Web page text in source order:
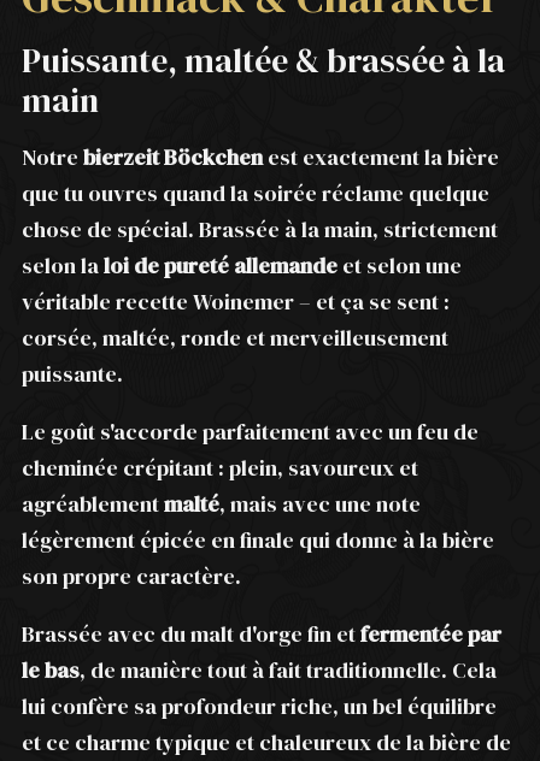
Puissante, maltée & brassée à la
main
Notre bierzeit Böckchenest exactement la bière
que tu ouvres quand la soirée réclame quelque
chose de spécial. Brassée à la main, strictement
selon laloi de pureté allemande et selon une
véritable recette Woinemer – et ça se sent :
corsée, maltée, ronde et merveilleusement
puissante.
Le goût s'accorde parfaitement avec un feu de
cheminée crépitant : plein, savoureux et
agréablementmalté, mais avec une note
légèrement épicée en finale qui donne à la bière
son propre caractère.
Brassée avec du malt d'orge fin etfermentée par
le bas, de manière tout à fait traditionnelle. Cela
lui confère sa profondeur riche, un bel équilibre
et ce charme typique et chaleureux de la bière de